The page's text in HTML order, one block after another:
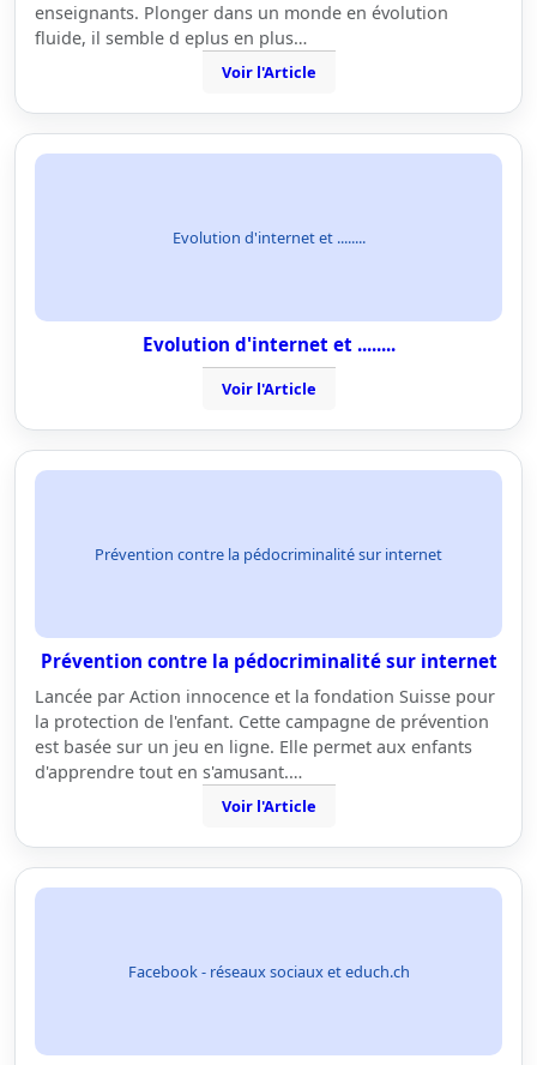
enseignants. Plonger dans un monde en évolution
fluide, il semble d eplus en plus…
Voir l'Article
Evolution d'internet et ........
Evolution d'internet et ........
Voir l'Article
Prévention contre la pédocriminalité sur internet
Prévention contre la pédocriminalité sur internet
Lancée par Action innocence et la fondation Suisse pour
la protection de l'enfant. Cette campagne de prévention
est basée sur un jeu en ligne. Elle permet aux enfants
d'apprendre tout en s'amusant.…
Voir l'Article
Facebook - réseaux sociaux et educh.ch